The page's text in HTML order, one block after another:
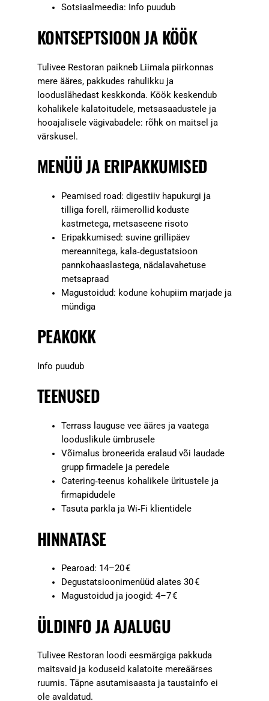
Sotsiaalmeedia: Info puudub
KONTSEPTSIOON JA KÖÖK
Tulivee Restoran paikneb Liimala piirkonnas
mere ääres, pakkudes rahulikku ja
looduslähedast keskkonda. Köök keskendub
kohalikele kalatoitudele, metsasaadustele ja
hooajalisele vägivabadele: rõhk on maitsel ja
värskusel.
MENÜÜ JA ERIPAKKUMISED
Peamised road: digestiiv hapukurgi ja
tilliga forell, räimerollid koduste
kastmetega, metsaseene risoto
Eripakkumised: suvine grillipäev
mereannitega, kala‑degustatsioon
pannkohaaslastega, nädalavahetuse
metsapraad
Magustoidud: kodune kohupiim marjade ja
mündiga
PEAKOKK
Info puudub
TEENUSED
Terrass lauguse vee ääres ja vaatega
looduslikule ümbrusele
Võimalus broneerida eralaud või laudade
grupp firmadele ja peredele
Catering‑teenus kohalikele üritustele ja
firmapidudele
Tasuta parkla ja Wi‑Fi klientidele
HINNATASE
Pearoad: 14–20 €
Degustatsioonimenüüd alates 30 €
Magustoidud ja joogid: 4–7 €
ÜLDINFO JA AJALUGU
Tulivee Restoran loodi eesmärgiga pakkuda
maitsvaid ja koduseid kalatoite mereäärses
ruumis. Täpne asutamisaasta ja taustainfo ei
ole avaldatud.